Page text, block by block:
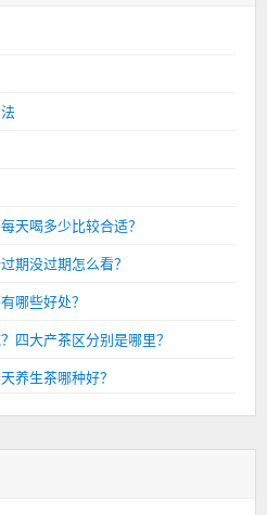
天喝多少比较合适？
期没过期怎么看？
哪些好处？
四大产茶区分别是哪里？
养生茶哪种好？